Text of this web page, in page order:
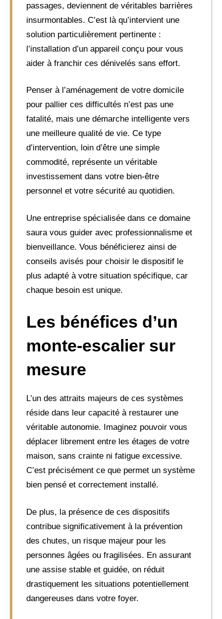
passages, deviennent de véritables barrières
insurmontables. C’est là qu’intervient une
solution particulièrement pertinente :
l’installation d’un appareil conçu pour vous
aider à franchir ces dénivelés sans effort.
Penser à l’aménagement de votre domicile
pour pallier ces difficultés n’est pas une
fatalité, mais une démarche intelligente vers
une meilleure qualité de vie. Ce type
d’intervention, loin d’être une simple
commodité, représente un véritable
investissement dans votre bien-être
personnel et votre sécurité au quotidien.
Une entreprise spécialisée dans ce domaine
saura vous guider avec professionnalisme et
bienveillance. Vous bénéficierez ainsi de
conseils avisés pour choisir le dispositif le
plus adapté à votre situation spécifique, car
chaque besoin est unique.
Les bénéfices d’un
monte-escalier sur
mesure
L’un des attraits majeurs de ces systèmes
réside dans leur capacité à restaurer une
véritable autonomie. Imaginez pouvoir vous
déplacer librement entre les étages de votre
maison, sans crainte ni fatigue excessive.
C’est précisément ce que permet un système
bien pensé et correctement installé.
De plus, la présence de ces dispositifs
contribue significativement à la prévention
des chutes, un risque majeur pour les
personnes âgées ou fragilisées. En assurant
une assise stable et guidée, on réduit
drastiquement les situations potentiellement
dangereuses dans votre foyer.